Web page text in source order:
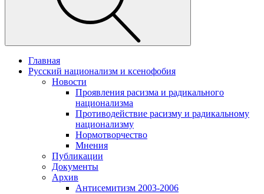
Главная
Русский национализм и ксенофобия
Новости
Проявления расизма и радикального
национализма
Противодействие расизму и радикальному
национализму
Нормотворчество
Мнения
Публикации
Документы
Архив
Антисемитизм 2003-2006